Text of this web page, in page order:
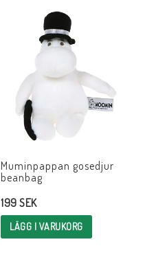
Muminpappan gosedjur
beanbag
199 SEK
LÄGG I VARUKORG